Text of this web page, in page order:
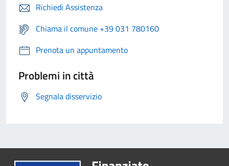
Richiedi Assistenza
Chiama il comune +39 031 780160
Prenota un appuntamento
Problemi in città
Segnala disservizio